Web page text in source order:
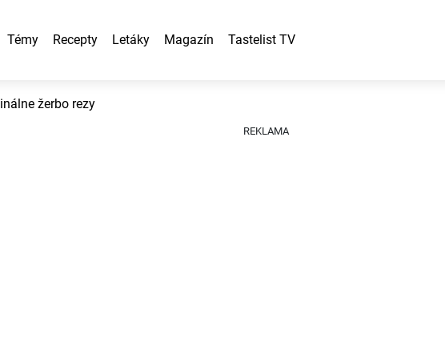
Témy Recepty Letáky Magazín Tastelist TV
žerbo rezy
REKLAMA